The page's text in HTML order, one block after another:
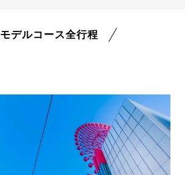
モデルコース全行程